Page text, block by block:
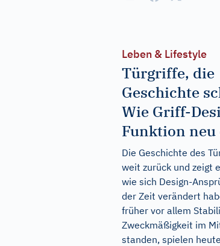
Leben & Lifestyle
Türgriffe, die
Geschichte
Wie Griff-
Funktion
Die Geschichte des
weit zurück und zeigt
wie sich Design-
der Zeit verändert
früher vor allem
Zweckmäßigkeit im
standen, spielen